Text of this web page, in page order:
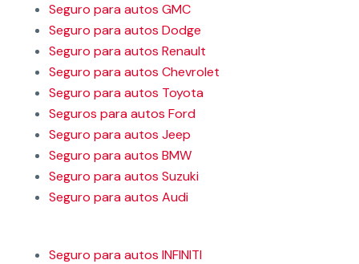
Seguro para autos GMC
Seguro para autos Dodge
Seguro para autos Renault
Seguro para autos Chevrolet
Seguro para autos Toyota
Seguros para autos Ford
Seguro para autos Jeep
Seguro para autos BMW
Seguro para autos Suzuki
Seguro para autos Audi
Seguro para autos INFINITI